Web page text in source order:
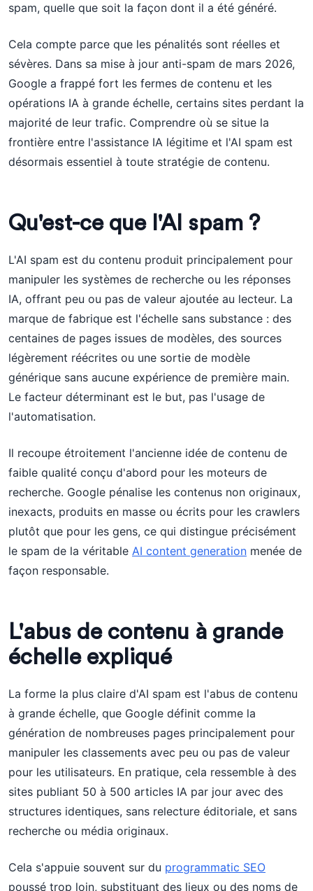
spam, quelle que soit la façon dont il a été généré.
Cela compte parce que les pénalités sont réelles et
sévères. Dans sa mise à jour anti-spam de mars 2026,
Google a frappé fort les fermes de contenu et les
opérations IA à grande échelle, certains sites perdant la
majorité de leur trafic. Comprendre où se situe la
frontière entre l'assistance IA légitime et l'AI spam est
désormais essentiel à toute stratégie de contenu.
Qu'est-ce que l'AI spam ?
L'AI spam est du contenu produit principalement pour
manipuler les systèmes de recherche ou les réponses
IA, offrant peu ou pas de valeur ajoutée au lecteur. La
marque de fabrique est l'échelle sans substance : des
centaines de pages issues de modèles, des sources
légèrement réécrites ou une sortie de modèle
générique sans aucune expérience de première main.
Le facteur déterminant est le but, pas l'usage de
l'automatisation.
Il recoupe étroitement l'ancienne idée de contenu de
faible qualité conçu d'abord pour les moteurs de
recherche. Google pénalise les contenus non originaux,
inexacts, produits en masse ou écrits pour les crawlers
plutôt que pour les gens, ce qui distingue précisément
le spam de la véritable AI content generation menée de
façon responsable.
L'abus de contenu à grande
échelle expliqué
La forme la plus claire d'AI spam est l'abus de contenu
à grande échelle, que Google définit comme la
génération de nombreuses pages principalement pour
manipuler les classements avec peu ou pas de valeur
pour les utilisateurs. En pratique, cela ressemble à des
sites publiant 50 à 500 articles IA par jour avec des
structures identiques, sans relecture éditoriale, et sans
recherche ou média originaux.
Cela s'appuie souvent sur du programmatic SEO
poussé trop loin, substituant des lieux ou des noms de